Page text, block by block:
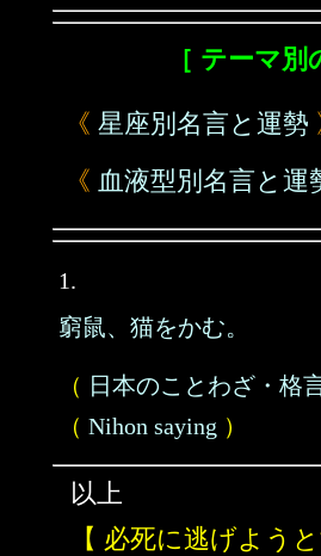
［ テーマ別
《 星座別名言と運勢
《 血液型別名言と運
1.
窮鼠、猫をかむ。
（ 日本のことわざ・格
（ Nihon saying ）
以上
【 必死に逃げようと